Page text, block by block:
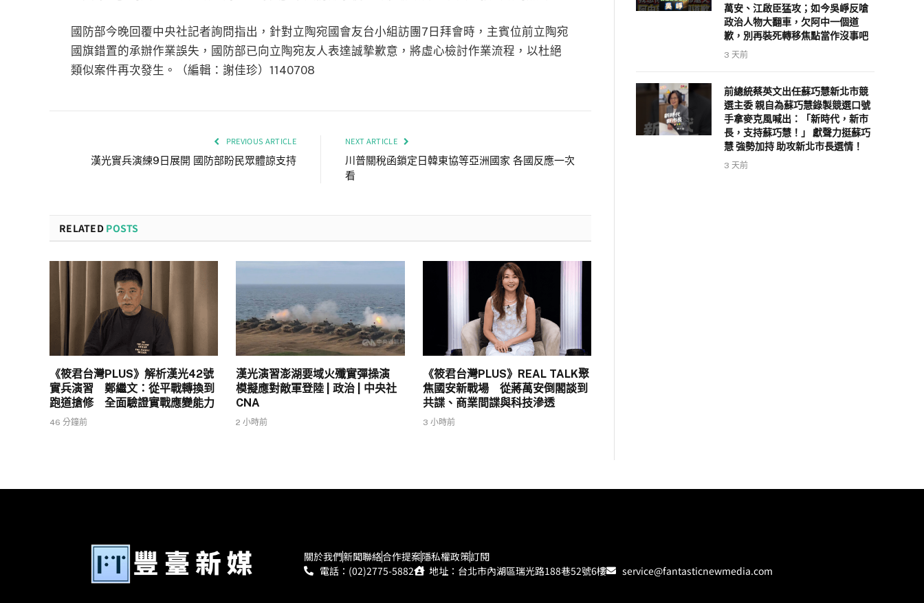
國防部今晚回覆中央社記者詢問指出，針對立陶宛國會友台小組訪團7日拜會時，主賓位前立陶宛
國旗錯置的承辦作業誤失，國防部已向立陶宛友人表達誠摯歉意，將虛心檢討作業流程，以杜絕
類似案件再次發生。（編輯：謝佳珍）1140708
PREVIOUS ARTICLE
漢光實兵演練9日展開 國防部盼民眾體諒支持
NEXT ARTICLE
川普關稅函鎖定日韓東協等亞洲國家 各國反應一次
看
RELATED POSTS
《筱君台灣PLUS》解析漢光42號
實兵演習 鄭繼文：從平戰轉換到
跑道搶修 全面驗證實戰應變能力
46 分鐘前
漢光演習澎湖要域火殲實彈操演
模擬應對敵軍登陸 | 政治 | 中央社
CNA
2 小時前
《筱君台灣PLUS》REAL TALK聚
焦國安新戰場 從蔣萬安倒閣談到
共諜、商業間諜與科技滲透
3 小時前
萬安、江啟臣猛攻；如今吳崢反嗆
政治人物大翻車，欠阿中一個道
歉，別再裝死轉移焦點當作沒事吧
3 天前
前總統蔡英文出任蘇巧慧新北市競
選主委 親自為蘇巧慧錄製競選口號
手拿麥克風喊出：「新時代，新市
長，支持蘇巧慧！」 獻聲力挺蘇巧
慧 強勢加持 助攻新北市長選情！
3 天前
關於我們新聞聯絡合作提案隱私權政策訂閱
電話：(02)2775-5882
地址：台北市內湖區瑞光路188巷52號6樓 service@fantasticnewmedia.com